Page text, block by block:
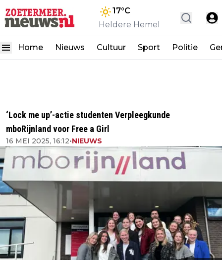
17°C
Heldere Hemel
Home Nieuws Cultuur Sport Politie
‘Lock me up’-actie studenten Verpleegkunde
mboRijnland voor Free a Girl
16 MEI 2025, 16:12•NIEUWS